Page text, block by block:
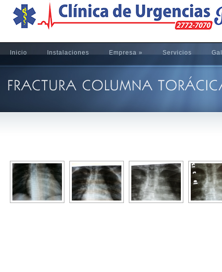
Inicio Instalaciones Empresa » Servicios